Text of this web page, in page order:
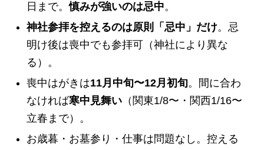
日まで。慎みが強いのは忌中。
神社参拝を控えるのは原則「忌中」だけ。忌
明け後は喪中でも参拝可（神社により異な
る）。
喪中はがきは11月中旬〜12月初旬。間に合わ
なければ寒中見舞い （関東1/8〜・関西1/16〜
立春まで）。
お歳暮・お墓参り・仕事は問題なし。控える